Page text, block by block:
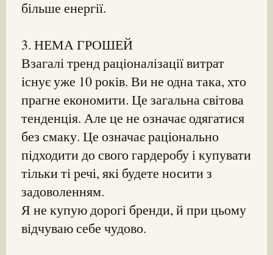
більше енергії.
3. НЕМА ГРОШЕЙ
Взагалі тренд раціоналізації витрат
існує уже 10 років. Ви не одна така, хто
прагне економити. Це загальна світова
тенденція. Але це не означає одягатися
без смаку. Це означає раціонально
підходити до свого гардеробу і купувати
тільки ті речі, які будете носити з
задоволенням.
Я не купую дорогі бренди, й при цьому
відчуваю себе чудово.